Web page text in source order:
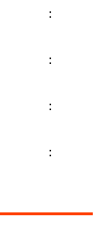
:
:
:
: